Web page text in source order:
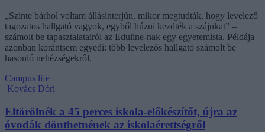
„Szinte bárhol voltam állásinterjún, mikor megtudták, hogy levelező
tagozatos hallgató vagyok, egyből húzni kezdték a szájukat” –
számolt be tapasztalatairól az Eduline-nak egy egyetemista. Példája
azonban korántsem egyedi: több levelezős hallgató számolt be
hasonló nehézségekről.
Campus life
Kovács Dóri
Eltörölnék a 45 perces iskola-előkészítőt, újra az
óvodák dönthetnének az iskolaérettségről